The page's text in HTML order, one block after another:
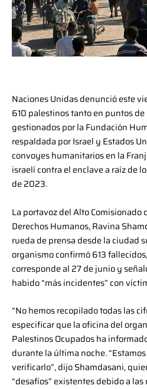
Naciones Unidas denunció este
610 palestinos tanto en puntos
gestionados por la Fundación
respaldada por Israel y Estados
convoyes humanitarios en la
israelí contra el enclave a raíz de
de 2023.
La portavoz del Alto Comisionado
Derechos Humanos, Ravina
rueda de prensa desde la ciudad
organismo confirmó 613
corresponde al 27 de junio y
habido “más incidentes” con
“No hemos recopilado todas las
especificar que la oficina del
Palestinos Ocupados ha
durante la última noche.
verificarlo”, dijo Shamdasani,
“desafíos” existentes debido a